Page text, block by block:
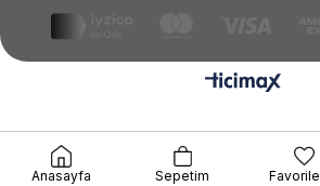
google-site-
Anasayfa Sepetim